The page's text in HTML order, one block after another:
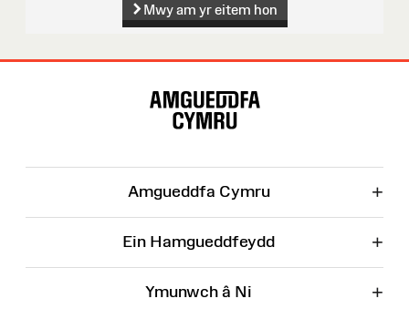
Mwy am yr eitem hon
Amgueddfa Cymru +
Ein Hamgueddfeydd +
Ymunwch â Ni +